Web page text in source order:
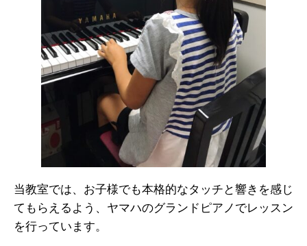
当教室では、お子様でも本格的なタッチと響きを感じ
てもらえるよう、ヤマハのグランドピアノでレッスン
を行っています。